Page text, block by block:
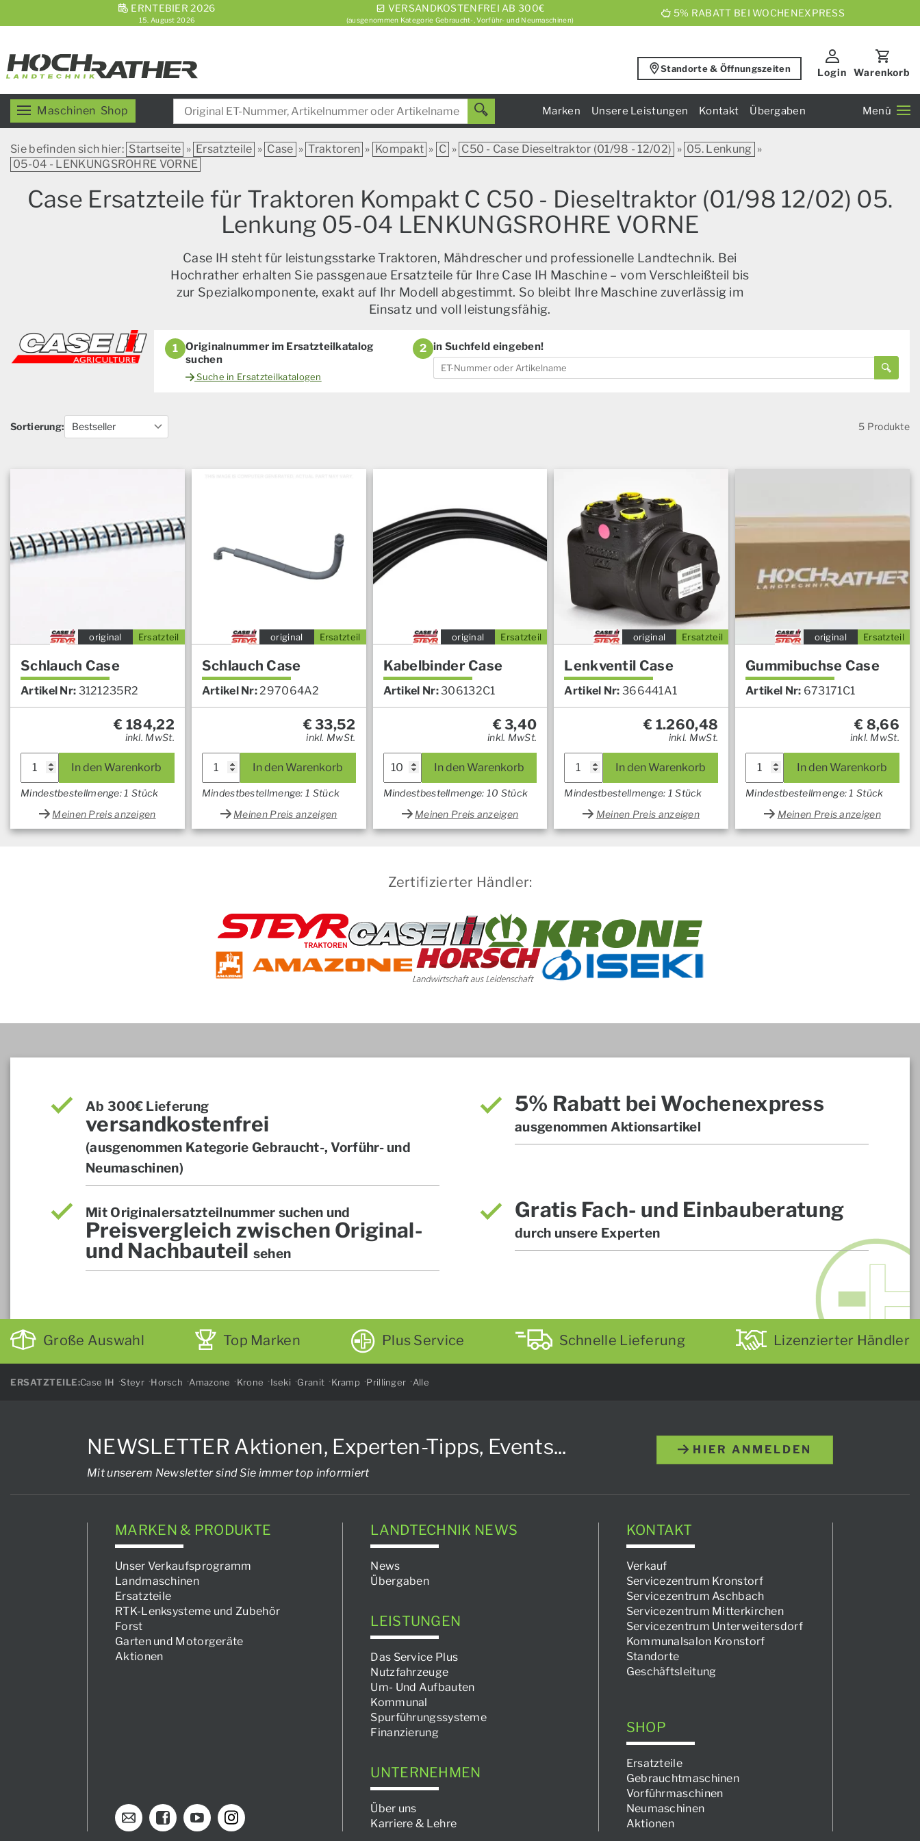
ERNTEBIER 2026
15. August 2026
VERSANDKOSTENFREI AB 300€
(ausgenommen Kategorie Gebraucht-, Vorführ- und Neumaschinen)
5% RABATT BEI WOCHENEXPRESS
Standorte & Öffnungszeiten Login Warenkorb
Maschinen Shop Marken Unsere Leistungen Kontakt Übergaben Menü
Sie befinden sich hier: Startseite » Ersatzteile » Case » Traktoren » Kompakt » C » C50 - Case Dieseltraktor (01/98 - 12/02) » 05. Lenkung »
05-04 - LENKUNGSROHRE VORNE
Case Ersatzteile für Traktoren Kompakt C C50 - Dieseltraktor (01/98 12/02) 05.
Lenkung 05-04 LENKUNGSROHRE VORNE
Case IH steht für leistungsstarke Traktoren, Mähdrescher und professionelle Landtechnik. Bei
Hochrather erhalten Sie passgenaue Ersatzteile für Ihre Case IH Maschine – vom Verschleißteil bis
zur Spezialkomponente, exakt auf Ihr Modell abgestimmt. So bleibt Ihre Maschine zuverlässig im
Einsatz und voll leistungsfähig.
1
Originalnummer im Ersatzteilkatalog
suchen
Suche in Ersatzteilkatalogen
2 in Suchfeld eingeben!
Sortierung: 5 Produkte
Ersatzteil
original
Schlauch Case
Artikel Nr: 3121235R2
€ 184,22
inkl. MwSt.
In den Warenkorb
Mindestbestellmenge: 1 Stück
Meinen Preis anzeigen
Ersatzteil
original
Schlauch Case
Artikel Nr: 297064A2
€33,52
inkl. MwSt.
In den Warenkorb
Mindestbestellmenge: 1 Stück
Meinen Preis anzeigen
Ersatzteil
original
Kabelbinder Case
Artikel Nr:306132C1
€3,40
inkl. MwSt.
In den Warenkorb
Mindestbestellmenge: 10 Stück
Meinen Preis anzeigen
Ersatzteil
original
Lenkventil Case
Artikel Nr: 366441A1
€ 1.260,48
inkl. MwSt.
In den Warenkorb
Mindestbestellmenge: 1 Stück
Meinen Preis anzeigen
Ersatzteil
original
Gummibuchse Case
Artikel Nr: 673171C1
€ 8,66
inkl. MwSt.
In den Warenkorb
Mindestbestellmenge: 1 Stück
Meinen Preis anzeigen
Zertifizierter Händler:
Ab 300€ Lieferung
versandkostenfrei
(ausgenommen Kategorie Gebraucht-, Vorführ- und
Neumaschinen)
5% Rabatt bei Wochenexpress
ausgenommen Aktionsartikel
Mit Originalersatzteilnummer suchen und
Preisvergleich zwischen Original-
und Nachbauteil sehen
Gratis Fach- und Einbauberatung
durch unsere Experten
Große Auswahl Top Marken Plus Service Schnelle Lieferung Lizenzierter Händler
ERSATZTEILE:Case IH Steyr Horsch Amazone Krone Iseki Granit Kramp Prillinger Alle
NEWSLETTER Aktionen, Experten-Tipps, Events...
Mit unserem Newsletter sind Sie immer top informiert
HIER ANMELDEN
MARKEN & PRODUKTE
Unser Verkaufsprogramm
Landmaschinen
Ersatzteile
RTK-Lenksysteme und Zubehör
Forst
Garten und Motorgeräte
Aktionen
LANDTECHNIK NEWS
News
Übergaben
LEISTUNGEN
Das Service Plus
Nutzfahrzeuge
Um- Und Aufbauten
Kommunal
Spurführungssysteme
Finanzierung
UNTERNEHMEN
Über uns
Karriere & Lehre
KONTAKT
Verkauf
Servicezentrum Kronstorf
Servicezentrum Aschbach
Servicezentrum Mitterkirchen
Servicezentrum Unterweitersdorf
Kommunalsalon Kronstorf
Standorte
Geschäftsleitung
SHOP
Ersatzteile
Gebrauchtmaschinen
Vorführmaschinen
Neumaschinen
Aktionen